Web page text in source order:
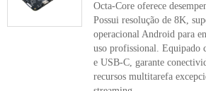
Octa-Core oferece
Possui resolução de 8K,
operacional Android para
uso profissional. Equipado
e USB-C, garante
recursos multitarefa